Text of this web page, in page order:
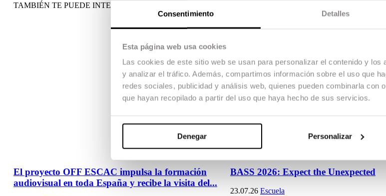
Consentimiento Detalles
Esta página web usa cookies
Las cookies de este sitio web se usan para personalizar el contenido y
y analizar el tráfico. Además, compartimos información sobre el uso que
redes sociales, publicidad y análisis web, quienes pueden combinarla con
que hayan recopilado a partir del uso que haya hecho de sus servicios.
Denegar Personalizar
TAMBIÉN TE PUEDE INTERESAR
El proyecto OFF ESCAC impulsa la formación
audiovisual en toda España y recibe la visita del...
BASS 2026: Expect the Unexpected
23.07.26 Escuela